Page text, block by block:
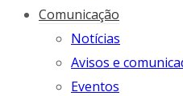
Comunicação
Notícias
Avisos e
Eventos